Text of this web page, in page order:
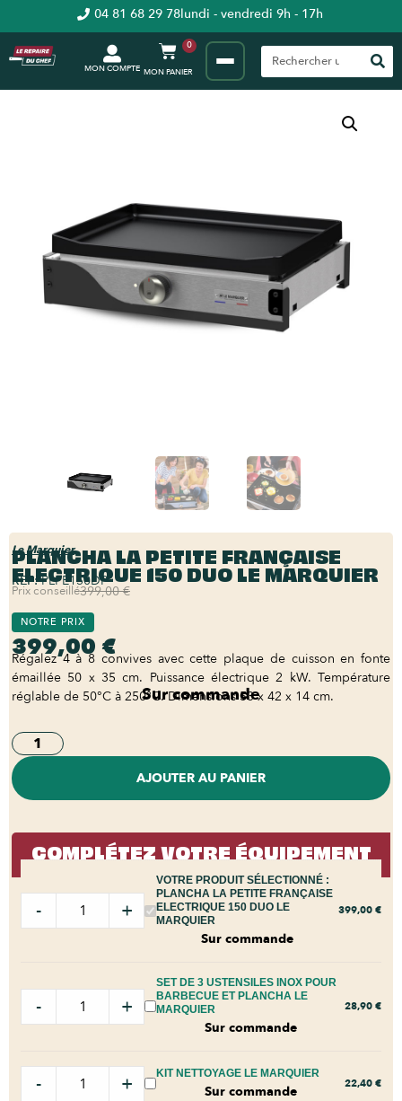
04 81 68 29 78lundi - vendredi 9h - 17h
MON COMPTE
0
Le Marquier
PLANCHA LA PETITE FRANÇAISE
ELECTRIQUE 150 DUO LE MARQUIER
REF:PLFE150DP
Prix conseillé399,00 €
NOTRE PRIX
399,00 €
Régalez 4 à 8 convives avec cette plaque de cuisson en fonte
émaillée 50 x 35 cm. Puissance électrique 2 kW. Température
réglable de 50°C à 250°C. Dimensions 53 x 42 x 14 cm.
Sur commande
AJOUTER AU PANIER
COMPLÉTEZ VOTRE ÉQUIPEMENT
VOTRE PRODUIT SÉLECTIONNÉ :
PLANCHA LA PETITE FRANÇAISE
ELECTRIQUE 150 DUO LE
MARQUIER
Sur commande
- + 399,00 €
SET DE 3 USTENSILES INOX POUR
BARBECUE ET PLANCHA LE
MARQUIER
Sur commande
- + 28,90 €
KIT NETTOYAGE LE MARQUIER
Sur commande
- + 22,40 €